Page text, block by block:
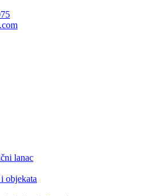
lanac
objekata